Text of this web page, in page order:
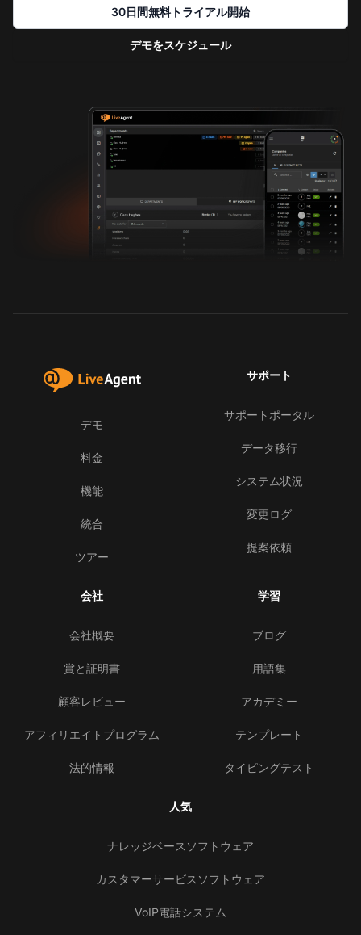
30日間無料トライアル開始
デモをスケジュール
デモ
料金
機能
統合
ツアー
サポート
サポートポータル
データ移行
システム状況
変更ログ
提案依頼
会社
会社概要
賞と証明書
顧客レビュー
アフィリエイトプログラム
法的情報
学習
ブログ
用語集
アカデミー
テンプレート
タイピングテスト
人気
ナレッジベースソフトウェア
カスタマーサービスソフトウェア
VoIP電話システム